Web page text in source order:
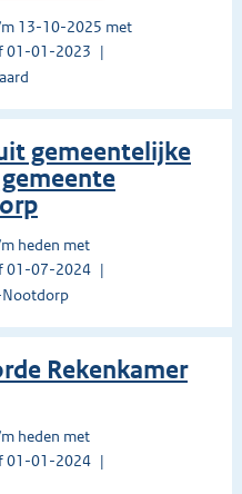
13-10-2025 met
01-01-2023
gemeentelijke
heden met
01-07-2024
Nootdorp
Rekenkamer
heden met
01-01-2024